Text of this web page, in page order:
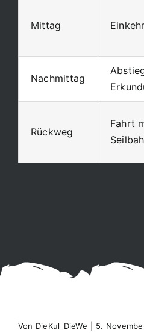
Mittag Einkehr
Nachmittag
Rückweg
Fahrt
Von DieKul_DieWe 5.